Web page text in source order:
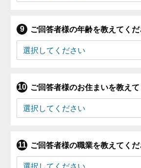
ご回答者様の年齢を教えてくだ
ご回答者様のお住まいを教えて
ご回答者様の職業を教えてくだ